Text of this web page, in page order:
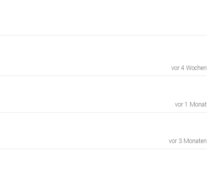
vor 4 Wochen
vor 1 Monat
vor 3 Monaten